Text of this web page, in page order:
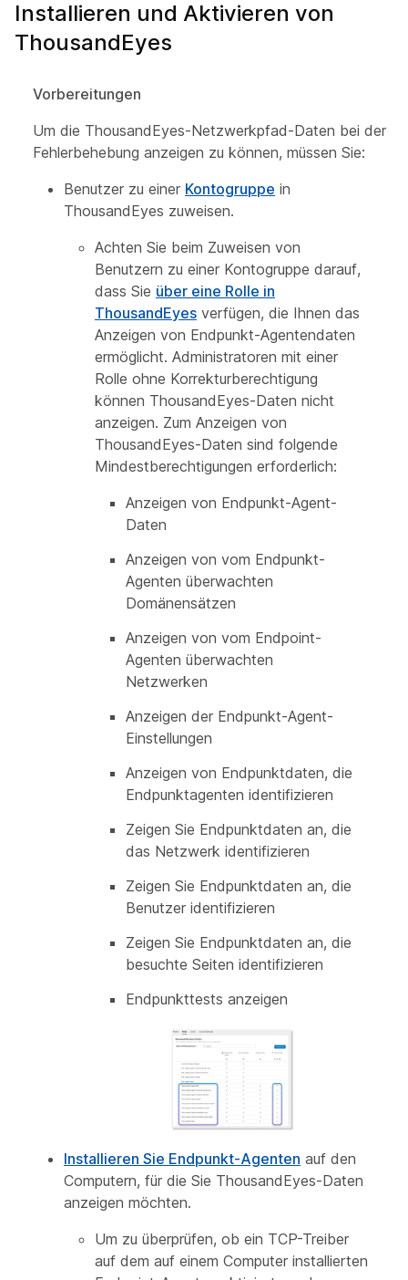
Installieren und Aktivieren von
ThousandEyes
Vorbereitungen
Um die ThousandEyes-Netzwerkpfad-Daten bei der
Fehlerbehebung anzeigen zu können, müssen Sie:
Benutzer zu einer Kontogruppe in
ThousandEyes zuweisen.
Achten Sie beim Zuweisen von
Benutzern zu einer Kontogruppe darauf,
dass Sie über eine Rolle in
ThousandEyes verfügen, die Ihnen das
Anzeigen von Endpunkt-Agentendaten
ermöglicht. Administratoren mit einer
Rolle ohne Korrekturberechtigung
können ThousandEyes-Daten nicht
anzeigen. Zum Anzeigen von
ThousandEyes-Daten sind folgende
Mindestberechtigungen erforderlich:
Anzeigen von Endpunkt-Agent-
Daten
Anzeigen von vom Endpunkt-
Agenten überwachten
Domänensätzen
Anzeigen von vom Endpoint-
Agenten überwachten
Netzwerken
Anzeigen der Endpunkt-Agent-
Einstellungen
Anzeigen von Endpunktdaten, die
Endpunktagenten identifizieren
Zeigen Sie Endpunktdaten an, die
das Netzwerk identifizieren
Zeigen Sie Endpunktdaten an, die
Benutzer identifizieren
Zeigen Sie Endpunktdaten an, die
besuchte Seiten identifizieren
Endpunkttests anzeigen
Installieren Sie Endpunkt-Agenten auf den
Computern, für die Sie ThousandEyes-Daten
anzeigen möchten.
Um zu überprüfen, ob ein TCP-Treiber
auf dem auf einem Computer installierten